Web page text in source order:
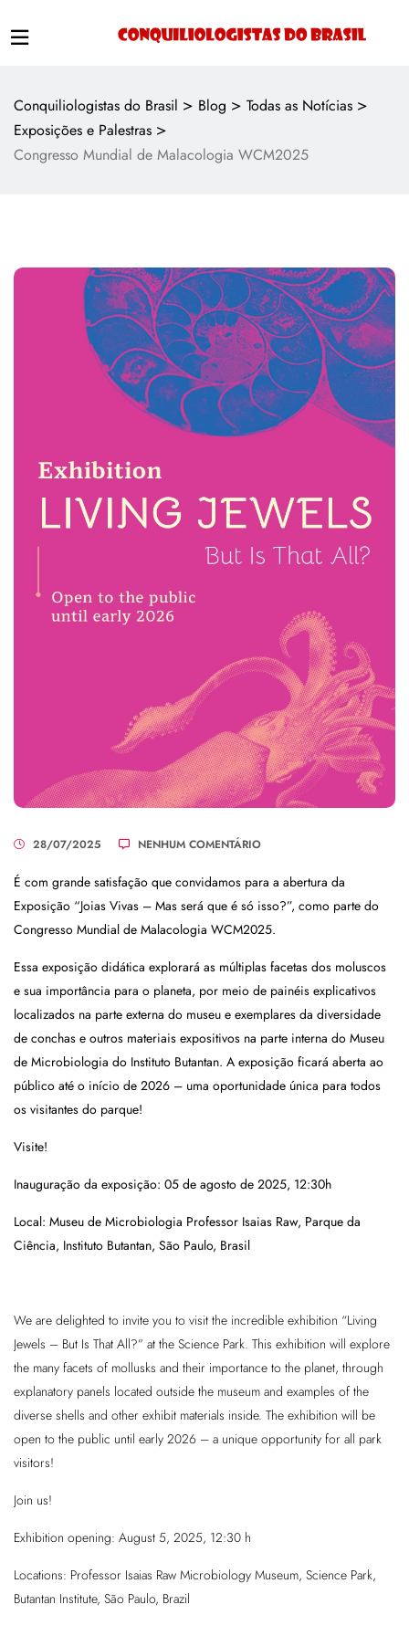
Conquiliologistas do Brasil > Blog > Todas as Notícias >
Exposições e Palestras >
Congresso Mundial de Malacologia WCM2025
28/07/2025 NENHUM COMENTÁRIO
É com grande satisfação que convidamos para a abertura da
Exposição “Joias Vivas – Mas será que é só isso?”, como parte do
Congresso Mundial de Malacologia WCM2025.
Essa exposição didática explorará as múltiplas facetas dos moluscos
e sua importância para o planeta, por meio de painéis explicativos
localizados na parte externa do museu e exemplares da diversidade
de conchas e outros materiais expositivos na parte interna do Museu
de Microbiologia do Instituto Butantan. A exposição ficará aberta ao
público até o início de 2026 – uma oportunidade única para todos
os visitantes do parque!
Visite!
Inauguração da exposição: 05 de agosto de 2025, 12:30h
Local: Museu de Microbiologia Professor Isaias Raw, Parque da
Ciência, Instituto Butantan, São Paulo, Brasil
We are delighted to invite you to visit the incredible exhibition “Living
Jewels – But Is That All?” at the Science Park. This exhibition will explore
the many facets of mollusks and their importance to the planet, through
explanatory panels located outside the museum and examples of the
diverse shells and other exhibit materials inside. The exhibition will be
open to the public until early 2026 – a unique opportunity for all park
visitors!
Join us!
Exhibition opening: August 5, 2025, 12:30 h
Locations: Professor Isaias Raw Microbiology Museum, Science Park,
Butantan Institute, São Paulo, Brazil